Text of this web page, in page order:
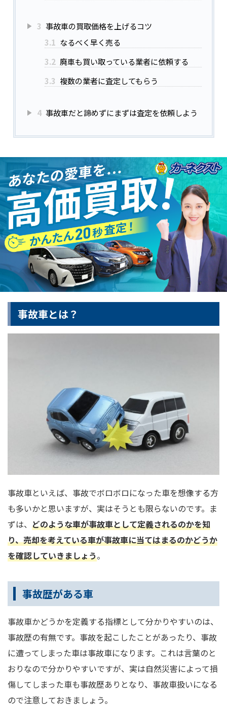
3 事故車の買取価格を上げるコツ
3.1 なるべく早く売る
3.2 廃車も買い取っている業者に依頼する
3.3 複数の業者に査定してもらう
4 事故車だと諦めずにまずは査定を依頼しよう
事故車とは？
事故車といえば、事故でボロボロになった車を想像する方
も多いかと思いますが、実はそうとも限らないのです。ま
ずは、 どのような車が事故車として定義されるのかを知
り、売却を考えている車が事故車に当てはまるのかどうか
を確認していきましょう。
事故歴がある車
事故車かどうかを定義する指標として分かりやすいのは、
事故歴の有無です。事故を起こしたことがあったり、事故
に遭ってしまった車は事故車になります。これは言葉のと
おりなので分かりやすいですが、実は自然災害によって損
傷してしまった車も事故歴ありとなり、事故車扱いになる
ので注意しておきましょう。